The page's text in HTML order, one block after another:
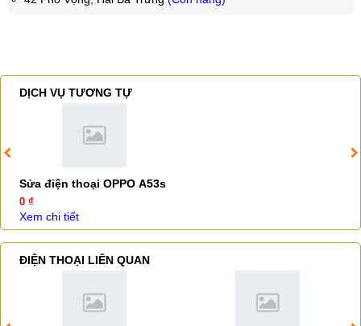
DỊCH VỤ TƯƠNG TỰ
Sửa điện thoại OPPO A53s
0 ₫
Xem chi tiết
ĐIỆN THOẠI LIÊN QUAN